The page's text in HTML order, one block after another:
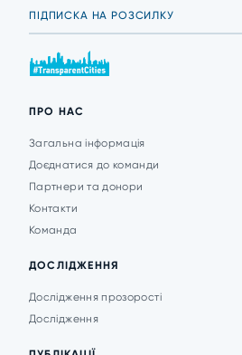
ПРО НАС
Загальна інформація
Доєднатися до команди
Партнери та донори
Контакти
Команда
ДОСЛІДЖЕННЯ
Дослідження прозорості
Дослідження